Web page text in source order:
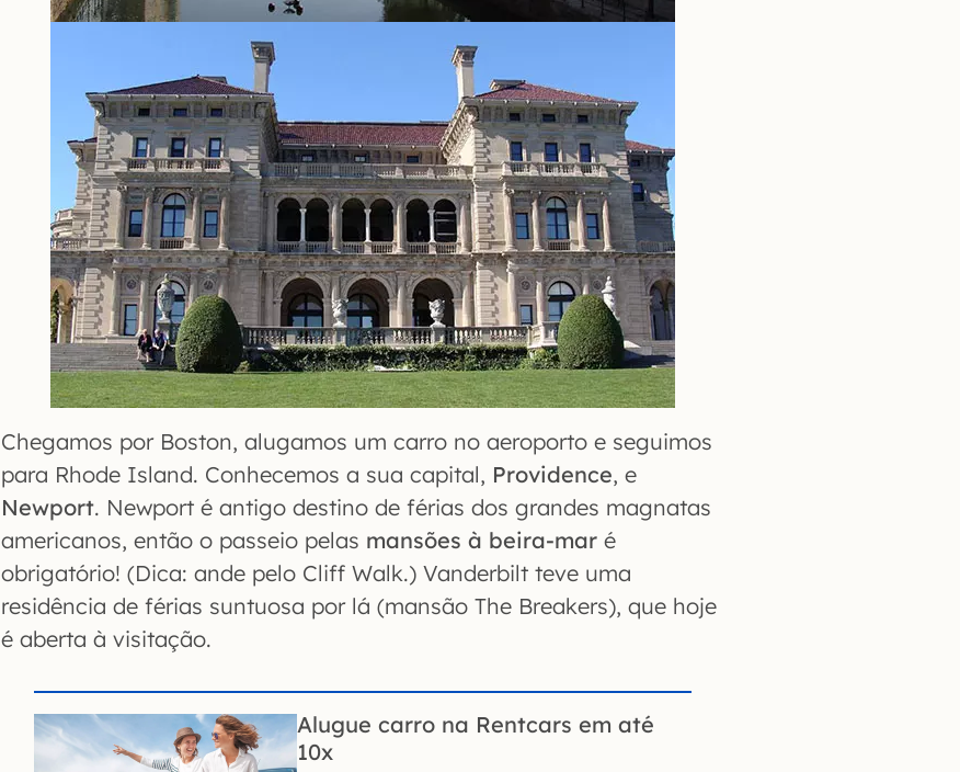
Chegamos por Boston, alugamos um carro no aeroporto e seguimos
para Rhode Island. Conhecemos a sua capital, Providence, e
Newport. Newport é antigo destino de férias dos grandes magnatas
americanos, então o passeio pelas mansões à beira-mar é
obrigatório! (Dica: ande pelo Cliff Walk.) Vanderbilt teve uma
residência de férias suntuosa por lá (mansão The Breakers), que hoje
é aberta à visitação.
Alugue carro na Rentcars em até
10x